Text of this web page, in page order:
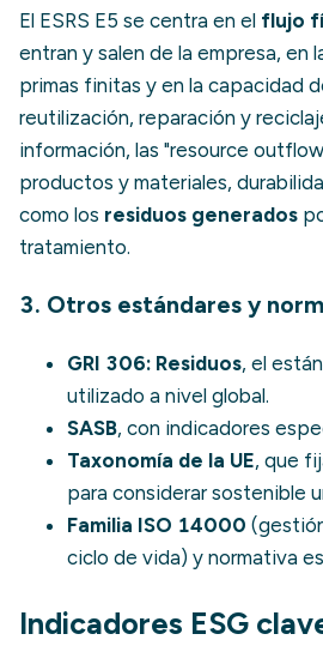
El ESRS E5 se centra en el flujo
entran y salen de la empresa, en
primas finitas y en la capacidad
reutilización, reparación y
información, las "resource
productos y materiales,
como los residuos generados
tratamiento.
3. Otros estándares y
GRI 306: Residuos, el
utilizado a nivel global.
SASB, con indicadores
Taxonomía de la UE, que
para considerar sostenible
Familia ISO 14000
ciclo de vida) y normativa
Indicadores ESG